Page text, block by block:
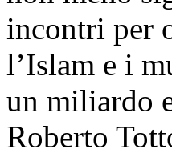
incontri per
l’Islam e i
un miliardo
Roberto